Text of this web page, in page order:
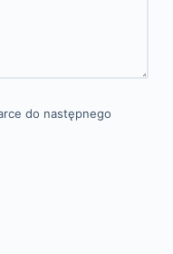
do następnego